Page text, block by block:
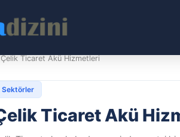
Çelik Ticaret Akü Hizmetleri
Sektörler
Ticaret Akü